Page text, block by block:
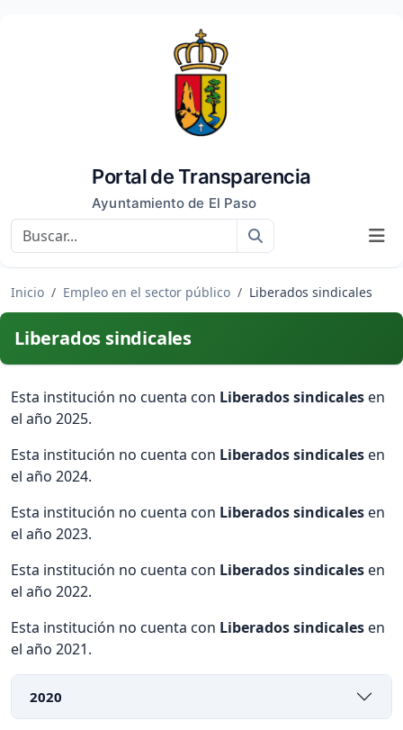
Portal de Transparencia
Ayuntamiento de El Paso
Inicio Empleo en el sector público Liberados sindicales
Liberados sindicales
Esta institución no cuenta con Liberados sindicales en
el año 2025.
Esta institución no cuenta con Liberados sindicales en
el año 2024.
Esta institución no cuenta con Liberados sindicales en
el año 2023.
Esta institución no cuenta con Liberados sindicales en
el año 2022.
Esta institución no cuenta con Liberados sindicales en
el año 2021.
2020